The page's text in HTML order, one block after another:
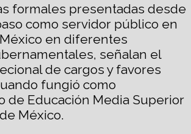
formales presentadas desde
como servidor público en
en diferentes
señalan el
de cargos y favores
fungió como
de Educación Media Superior
México.